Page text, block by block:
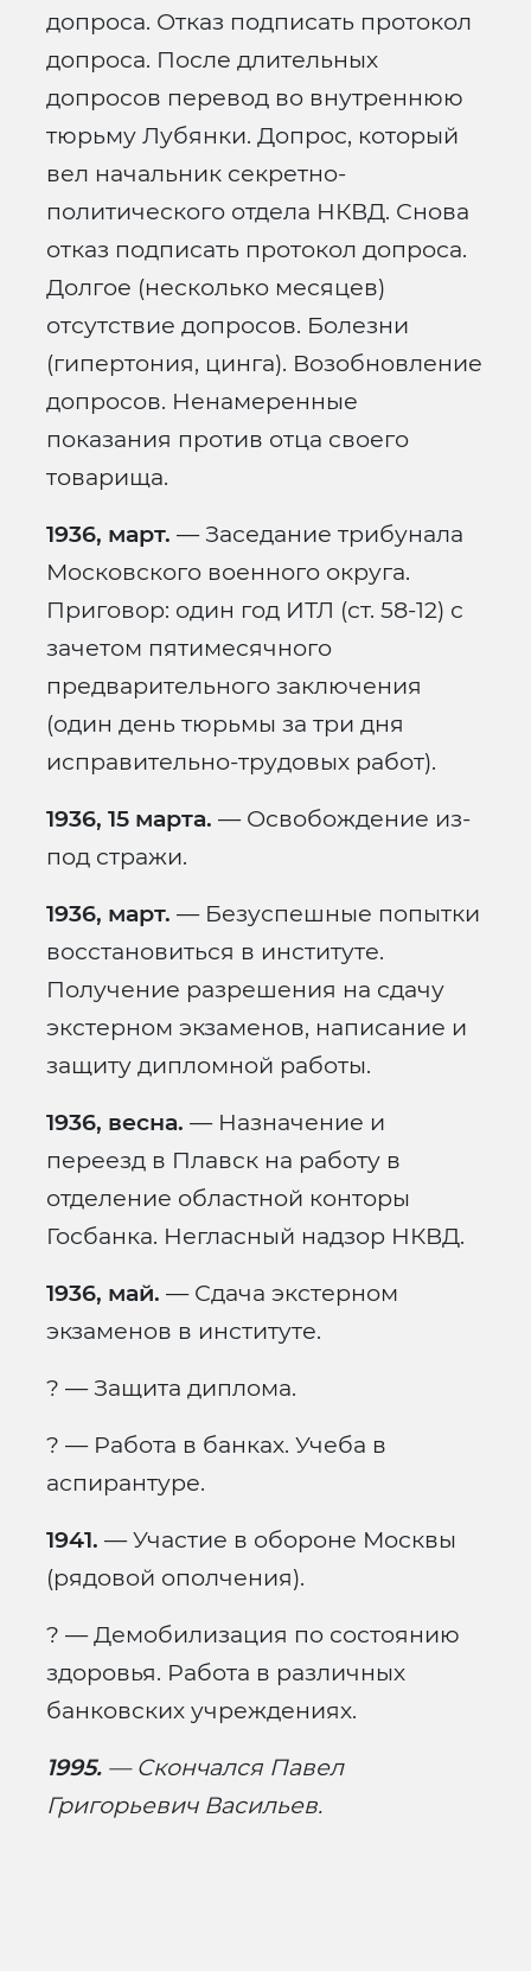
допроса. Отказ подписать протокол
допроса. После длительных
допросов перевод во внутреннюю
тюрьму Лубянки. Допрос, который
вел начальник секретно-
политического отдела НКВД. Снова
отказ подписать протокол допроса.
Долгое (несколько месяцев)
отсутствие допросов. Болезни
(гипертония, цинга). Возобновление
допросов. Ненамеренные
показания против отца своего
товарища.
1936, март. — Заседание трибунала
Московского военного округа.
Приговор: один год ИТЛ (ст. 58-12) с
зачетом пятимесячного
предварительного заключения
(один день тюрьмы за три дня
исправительно-трудовых работ).
1936, 15 марта. — Освобождение из-
под стражи.
1936, март. — Безуспешные попытки
восстановиться в институте.
Получение разрешения на сдачу
экстерном экзаменов, написание и
защиту дипломной работы.
1936, весна. — Назначение и
переезд в Плавск на работу в
отделение областной конторы
Госбанка. Негласный надзор НКВД.
1936, май. — Сдача экстерном
экзаменов в институте.
? — Защита диплома.
? — Работа в банках. Учеба в
аспирантуре.
1941. — Участие в обороне Москвы
(рядовой ополчения).
? — Демобилизация по состоянию
здоровья. Работа в различных
банковских учреждениях.
1995. — Скончался Павел
Григорьевич Васильев.